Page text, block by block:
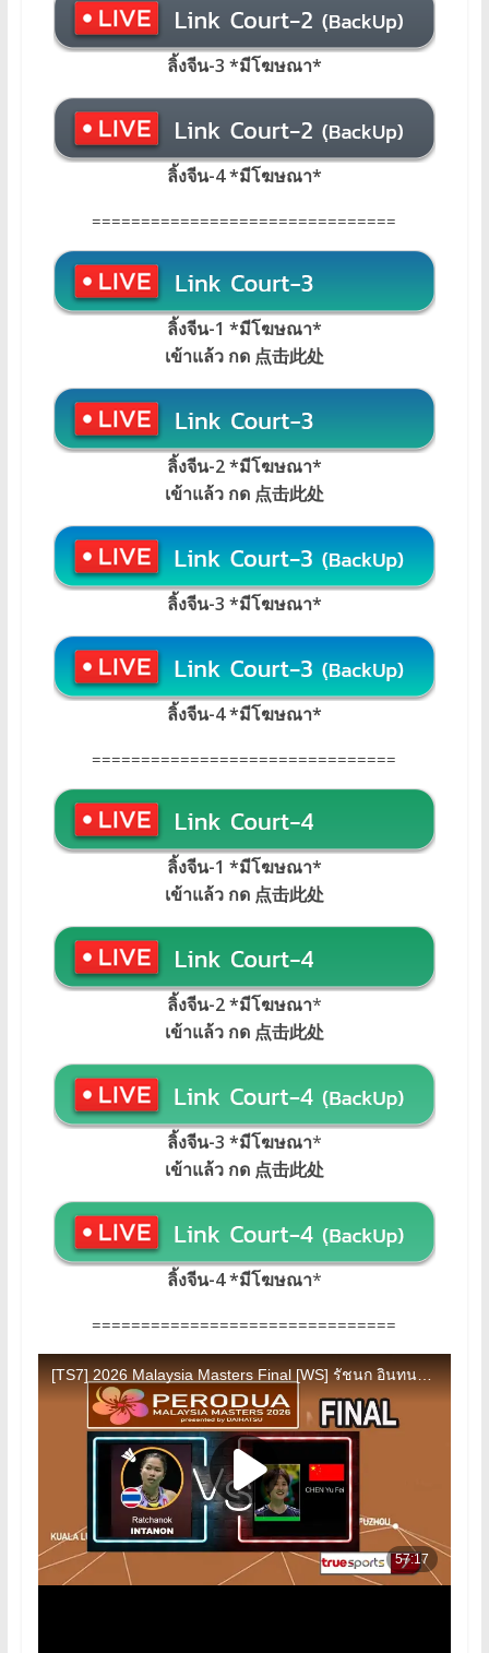
ลิ้งจีน-3 *มีโฆษณา*
ลิ้งจีน-4 *มีโฆษณา*
===============================
ลิ้งจีน-1 *มีโฆษณา*
เข้าแล้ว กด 点击此处
ลิ้งจีน-2 *มีโฆษณา*
เข้าแล้ว กด 点击此处
ลิ้งจีน-3 *มีโฆษณา*
ลิ้งจีน-4 *มีโฆษณา*
===============================
ลิ้งจีน-1 *มีโฆษณา*
เข้าแล้ว กด 点击此处
ลิ้งจีน-2 *มีโฆษณา*
เข้าแล้ว กด 点击此处
ลิ้งจีน-3 *มีโฆษณา*
เข้าแล้ว กด 点击此处
ลิ้งจีน-4 *มีโฆษณา*
===============================